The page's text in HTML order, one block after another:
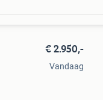
€ 2.950,-
Vandaag